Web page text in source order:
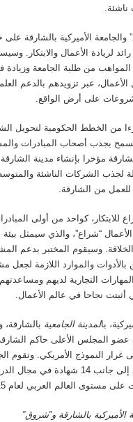
ناشئة.
الأميركية بالشارقة
لريادة الأعمال والابتكار.
المواهب من طلبة الجامعة
الأعمال، عبر تزويدهم بالدعم
على أرض الواقع.
من الخطط الحكومية لتحويل
يسمح بجذب أصحاب المبادرات
مؤخرا بإنشاء مدينة الشارقة
لجذب الشركات الناشئة
للعمل من الشارقة.
للابتكار، كواحد من أولى
الأعمال “شراع”، والذي سيمثل
وسيقوم المختبر بدعم
بالأدوات والموارد اللازمة لجعل
التجارية لديهم
أثبتت نجاحا في عالم الأعمال.
بالمدينة الجامعية
المجلس الأعلى حاكم
التعليم الجامعي إلى
مستوى العالم العربي لعام 2015.
الأميركية بالشارقة و”شروق”